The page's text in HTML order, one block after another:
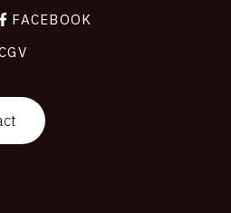
FACEBOOK